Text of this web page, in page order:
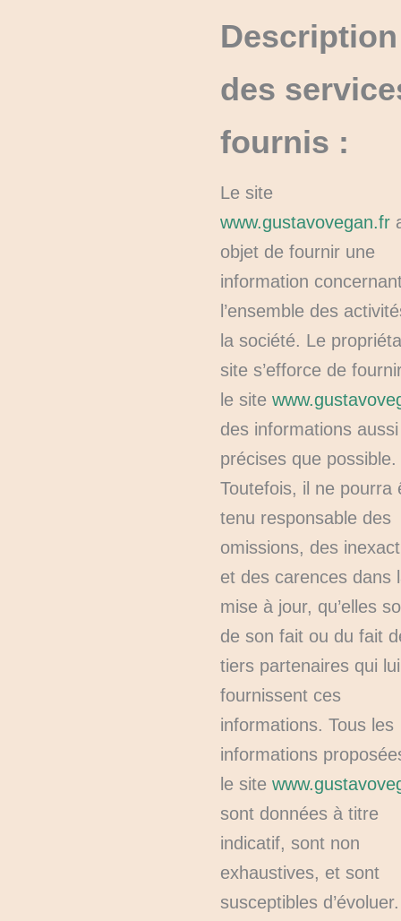
Description
des
fournis :
Le site
www.gustavovegan.fr
objet de fournir une
information
l’ensemble des
la société. Le
site s’efforce de
le site
des informations aussi
précises que possible.
Toutefois, il ne pourra
tenu responsable des
omissions, des
et des carences dans
mise à jour, qu’elles
de son fait ou du fait
tiers partenaires qui lui
fournissent ces
informations. Tous les
informations
le site
sont données à titre
indicatif, sont non
exhaustives, et sont
susceptibles